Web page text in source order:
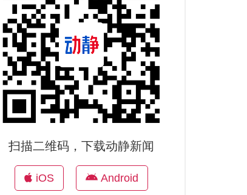
扫描二维码，下载动静新闻
iOS Android